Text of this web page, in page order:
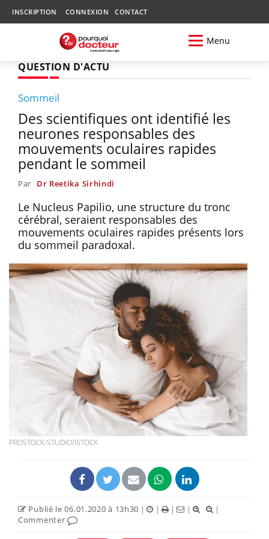
INSCRIPTION CONNEXION CONTACT
Menu
QUESTION D'ACTU
Sommeil
Des scientifiques ont identifié les
neurones responsables des
mouvements oculaires rapides
pendant le sommeil
Par Dr Reetika Sirhindi
Le Nucleus Papilio, une structure du tronc
cérébral, seraient responsables des
mouvements oculaires rapides présents lors
du sommeil paradoxal.
PROSTOCK-STUDIO/ISTOCK
Publié le 06.01.2020 à 13h30 | | | |
|
Commenter